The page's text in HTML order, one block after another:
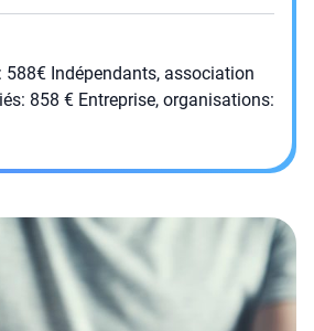
588€ Indépendants, association
858 € Entreprise, organisations: